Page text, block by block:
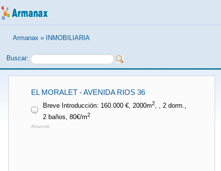
Armanax » INMOBILIARIA
Buscar:
EL MORALET - AVENIDA RIOS 36
Breve Introducción: 160.000 €, 2000m2, , 2 dorm.,
2 baños, 80€/m2
Anuncio